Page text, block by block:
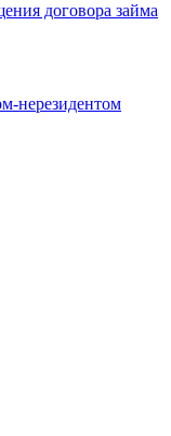
договора займа
нерезидентом